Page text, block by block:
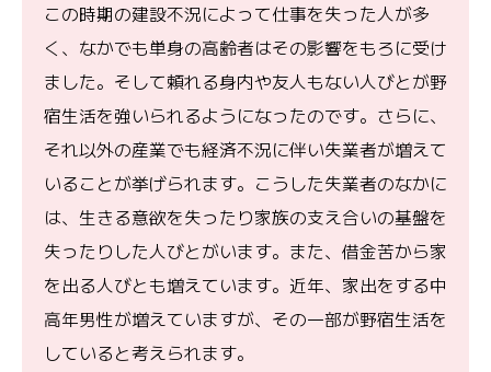
この時期の建設不況によって仕事を失った人が多
く、なかでも単身の高齢者はその影響をもろに受け
ました。そして頼れる身内や友人もない人びとが野
宿生活を強いられるようになったのです。さらに、
それ以外の産業でも経済不況に伴い失業者が増えて
いることが挙げられます。こうした失業者のなかに
は、生きる意欲を失ったり家族の支え合いの基盤を
失ったりした人びとがいます。また、借金苦から家
を出る人びとも増えています。近年、家出をする中
高年男性が増えていますが、その一部が野宿生活を
していると考えられます。